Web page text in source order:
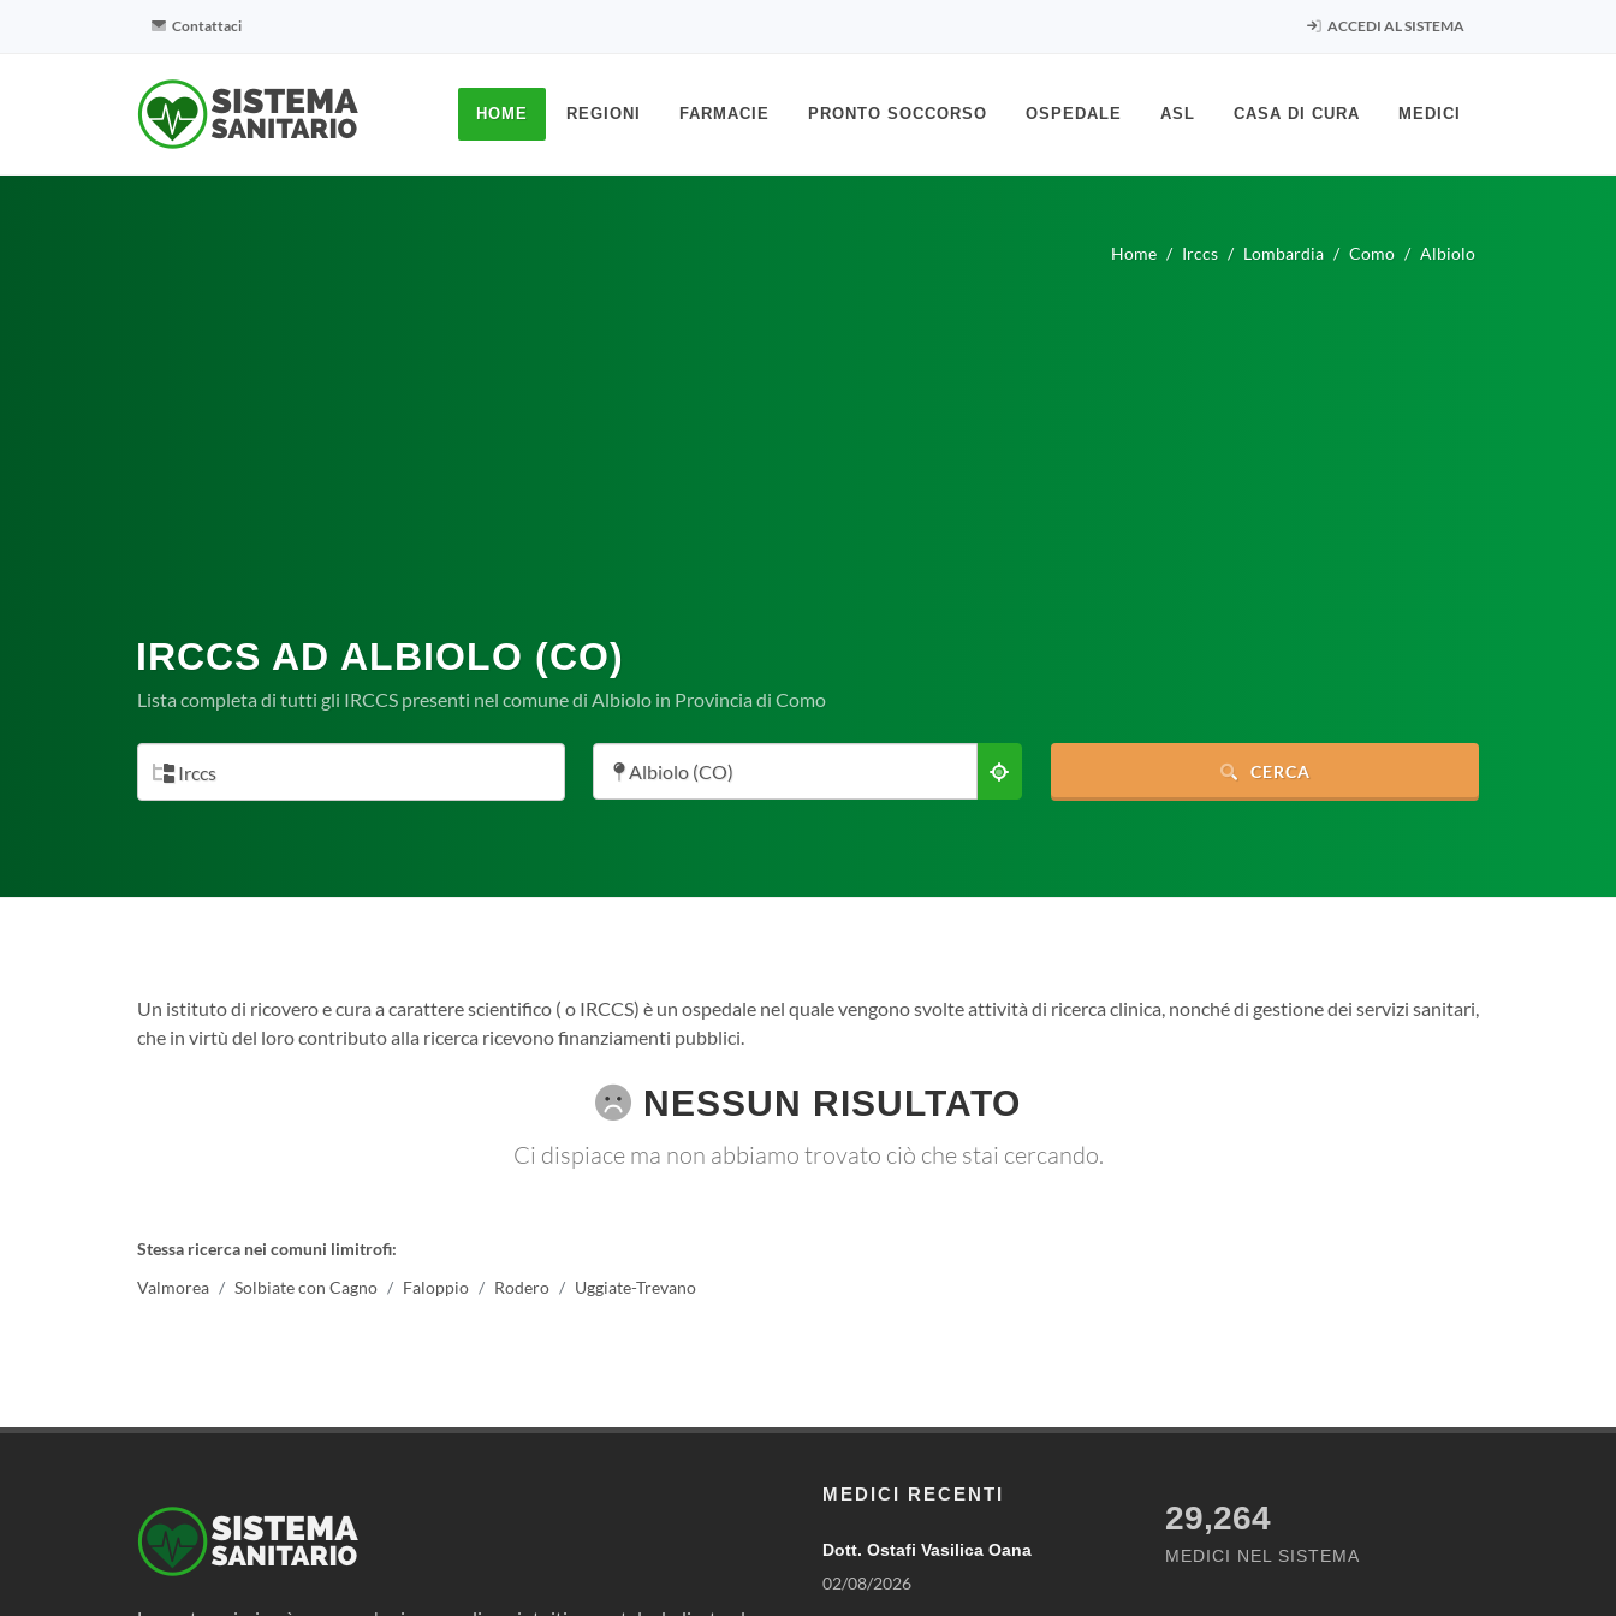
Contattaci ACCEDI AL SISTEMA
HOME REGIONI FARMACIE PRONTO SOCCORSO OSPEDALE ASL CASA DI CURA MEDICI
Home Irccs Lombardia Como Albiolo
IRCCS AD ALBIOLO (CO)
Lista completa di tutti gli IRCCS presenti nel comune di Albiolo in Provincia di Como
Irccs Albiolo (CO) CERCA
Un istituto di ricovero e cura a carattere scientifico ( o IRCCS) è un ospedale nel quale vengono svolte attività di ricerca clinica, nonché di gestione dei servizi sanitari,
che in virtù del loro contributo alla ricerca ricevono finanziamenti pubblici.
NESSUN RISULTATO
Ci dispiace ma non abbiamo trovato ciò che stai cercando.
Stessa ricerca nei comuni limitrofi:
Valmorea
Solbiate con Cagno Faloppio Rodero Uggiate-Trevano
MEDICI RECENTI
Dott. Ostafi Vasilica Oana
02/08/2026
29,264
MEDICI NEL SISTEMA